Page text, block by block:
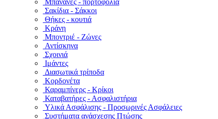
Μπανάνες - πορτοφόλια
Σακίδια - Σάκκοι
Θήκες - κουτιά
Κράνη
Μποντριέ - Ζώνες
Αντίσκηνα
Σχοινιά
Ιμάντες
Διασωτικά τρίποδα
Κορδονέτα
Καραμπίνερς - Κρίκοι
Καταβατήρες - Ασφαλιστήρια
Υλικά Ασφάλισης - Προσωρινές Ασφάλειες
Συστήματα ανάσχεσης Πτώσης